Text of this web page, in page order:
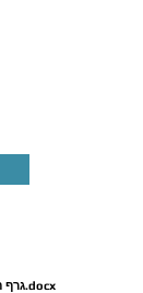
גרף הסבר ועבודה באדיבות חני שוכמן.docx